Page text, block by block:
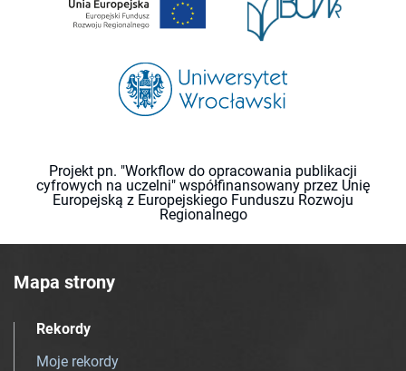
Projekt pn. "Workflow do opracowania publikacji
cyfrowych na uczelni" współfinansowany przez Unię
Europejską z Europejskiego Funduszu Rozwoju
Regionalnego
Mapa strony
Rekordy
Moje rekordy